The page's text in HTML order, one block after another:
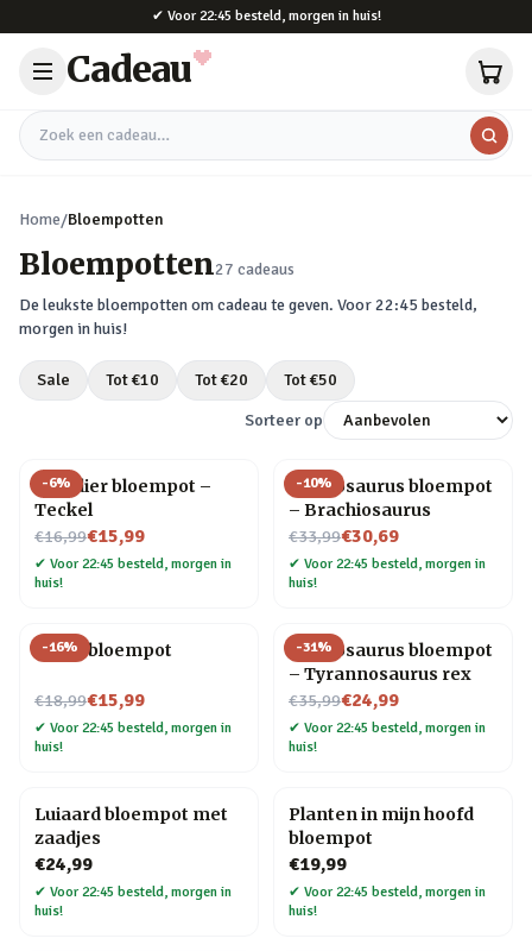
✔ Voor 22:45 besteld, morgen in huis!
Cadeau
Zoek een cadeau
Home/Bloempotten
Bloempotten27 cadeaus
De leukste bloempottenom cadeau te geven. Voor 22:45 besteld,
morgen in huis!
Sale Tot €10 Tot €20 Tot €50
Sorteer op
-6%
Huisdier bloempot –
Teckel
€16,99
Nu voor€15,99
✔ Voor 22:45 besteld, morgen in
huis!
-10%
Plantosaurus bloempot
– Brachiosaurus
€33,99
Nu voor€30,69
✔ Voor 22:45 besteld, morgen in
huis!
-16%
Lama bloempot
€18,99
Nu voor€15,99
✔ Voor 22:45 besteld, morgen in
huis!
-31%
Plantosaurus bloempot
– Tyrannosaurus rex
€35,99
Nu voor€24,99
✔ Voor 22:45 besteld, morgen in
huis!
Luiaard bloempot met
zaadjes
€24,99
✔ Voor 22:45 besteld, morgen in
huis!
Planten in mijn hoofd
bloempot
€19,99
✔ Voor 22:45 besteld, morgen in
huis!